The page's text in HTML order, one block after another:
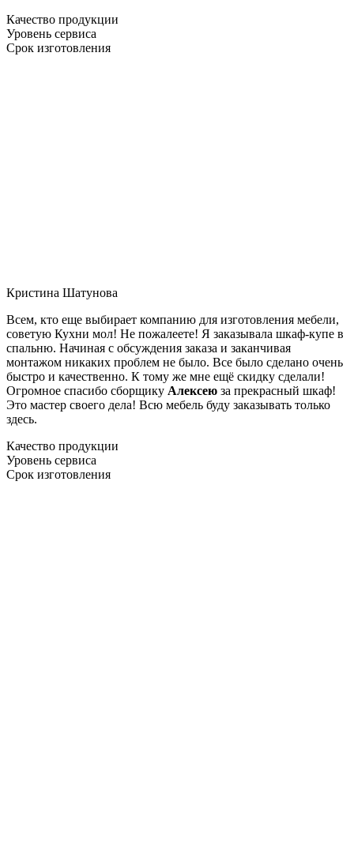
Качество продукции
Уровень сервиса
Срок изготовления
Кристина Шатунова
Всем, кто еще выбирает компанию для изготовления мебели,
советую Кухни мол! Не пожалеете! Я заказывала шкаф-купе в
спальню. Начиная с обсуждения заказа и заканчивая
монтажом никаких проблем не было. Все было сделано очень
быстро и качественно. К тому же мне ещё скидку сделали!
Огромное спасибо сборщику Алексею за прекрасный шкаф!
Это мастер своего дела! Всю мебель буду заказывать только
здесь.
Качество продукции
Уровень сервиса
Срок изготовления